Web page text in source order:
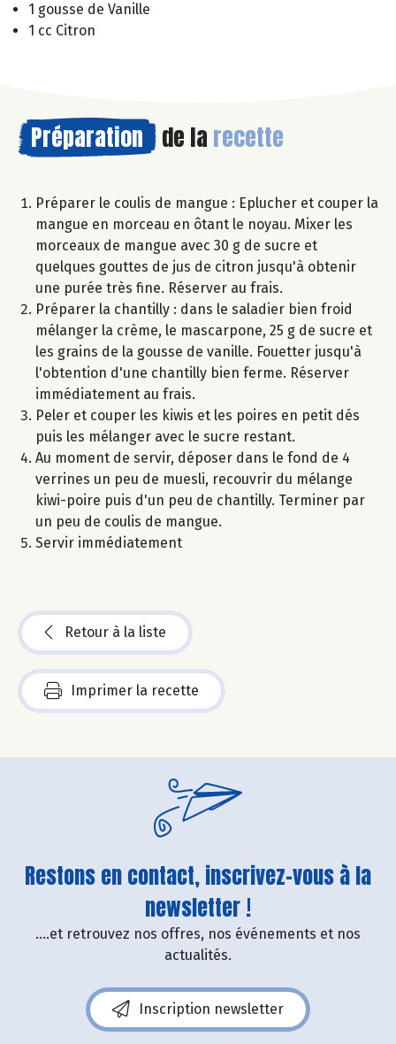
1 gousse de Vanille
1 cc Citron
Préparation de la recette
Préparer le coulis de mangue : Eplucher et couper la
mangue en morceau en ôtant le noyau. Mixer les
morceaux de mangue avec 30 g de sucre et
quelques gouttes de jus de citron jusqu'à obtenir
une purée très fine. Réserver au frais.
Préparer la chantilly : dans le saladier bien froid
mélanger la crème, le mascarpone, 25 g de sucre et
les grains de la gousse de vanille. Fouetter jusqu'à
l'obtention d'une chantilly bien ferme. Réserver
immédiatement au frais.
Peler et couper les kiwis et les poires en petit dés
puis les mélanger avec le sucre restant.
Au moment de servir, déposer dans le fond de 4
verrines un peu de muesli, recouvrir du mélange
kiwi-poire puis d'un peu de chantilly. Terminer par
un peu de coulis de mangue.
Servir immédiatement
Retour à la liste
Imprimer la recette
Restons en contact, inscrivez-vous à la
newsletter !
....et retrouvez nos offres, nos événements et nos
actualités.
Inscription newsletter